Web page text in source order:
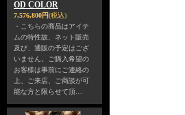
OD COLOR
7,576,800円(税込)
・こちらの商品はアイテ
ムの特性故、ネット販売
及び、通販の予定はござ
いません。ご購入希望の
お客様は事前にご連絡の
上、ご来店、ご商談が可
能な方と限らせて頂…